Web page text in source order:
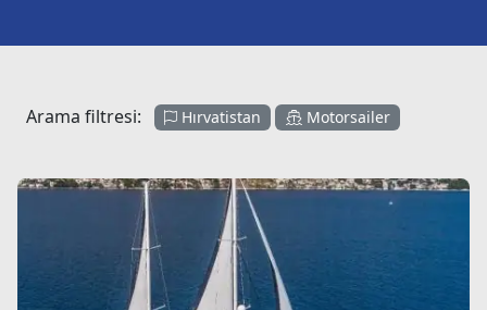
Arama filtresi: Hırvatistan Motorsailer